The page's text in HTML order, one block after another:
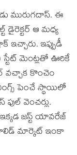
మురుగదాస్. ఈ
డైరెక్టర్ ఆ మధ్య
ఇచ్చారు. ఇప్పుడీ
మెంట్లతో ఊరికే
వచ్చాక కొంచెం
పెంచే స్థాయిలో
వెంచర్లు.
జస్ట్ యావరేజ్
మార్కెట్ ఇంకా